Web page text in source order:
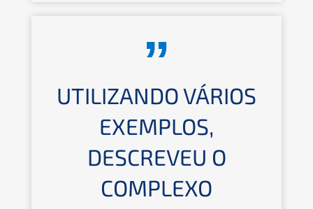
UTILIZANDO VÁRIOS
EXEMPLOS,
DESCREVEU O
COMPLEXO